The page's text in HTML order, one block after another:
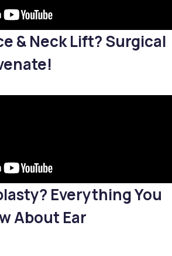
& Neck Lift? Surgical
Everything You
About Ear